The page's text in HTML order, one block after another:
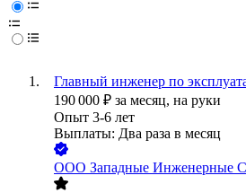
Главный инженер по
190 000 ₽ за месяц, на руки
Опыт 3-6 лет
Выплаты: Два раза в месяц
ООО Западные Инженерные